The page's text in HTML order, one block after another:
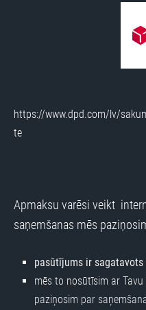
https://www.dpd.com/lv/
te
Apmaksu varēsi veikt
saņemšanas mēs
pasūtījums ir sagatavots
mēs to nosūtīsim ar Tavu
paziņosim par